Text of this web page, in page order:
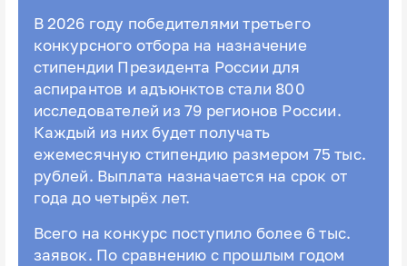
В 2026 году победителями третьего
конкурсного отбора на назначение
стипендии Президента России для
аспирантов и адъюнктов стали 800
исследователей из 79 регионов России.
Каждый из них будет получать
ежемесячную стипендию размером 75 тыс.
рублей. Выплата назначается на срок от
года до четырёх лет.
Всего на конкурс поступило более 6 тыс.
заявок. По сравнению с прошлым годом